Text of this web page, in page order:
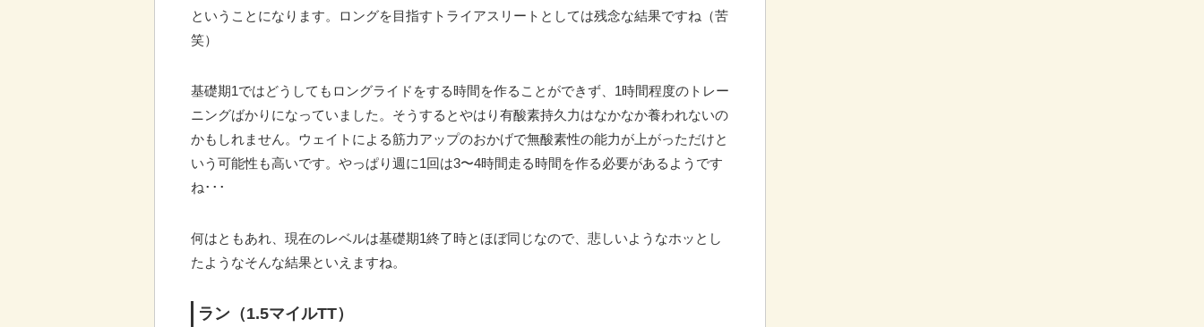
ということになります。ロングを目指すトライアスリートとしては残念な結果ですね（苦
笑）
基礎期1ではどうしてもロングライドをする時間を作ることができず、1時間程度のトレー
ニングばかりになっていました。そうするとやはり有酸素持久力はなかなか養われないの
かもしれません。ウェイトによる筋力アップのおかげで無酸素性の能力が上がっただけと
いう可能性も高いです。やっぱり週に1回は3〜4時間走る時間を作る必要があるようです
ね･･･
何はともあれ、現在のレベルは基礎期1終了時とほぼ同じなので、悲しいようなホッとし
たようなそんな結果といえますね。
ラン（1.5マイルTT）